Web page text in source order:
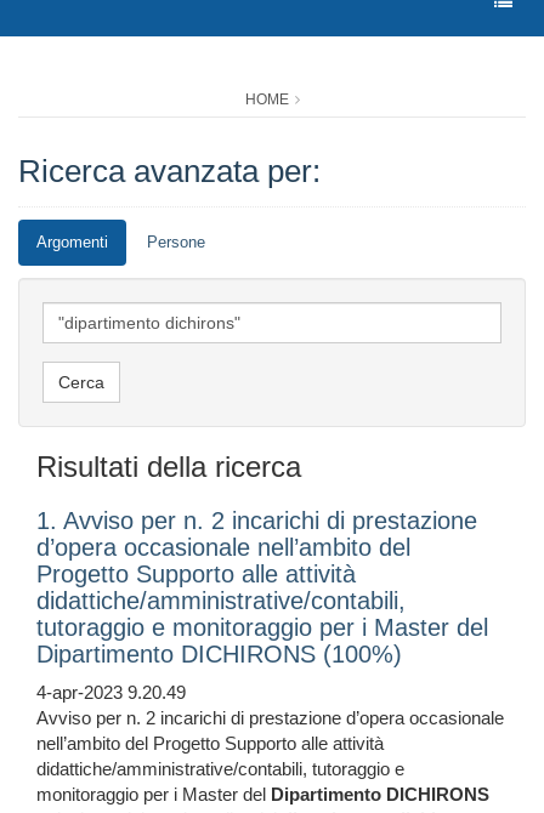
HOME
Ricerca avanzata per:
Argomenti Persone
Risultati della ricerca
1. Avviso per n. 2 incarichi di prestazione
d’opera occasionale nell’ambito del
Progetto Supporto alle attività
didattiche/amministrative/contabili,
tutoraggio e monitoraggio per i Master del
Dipartimento DICHIRONS (100%)
4-apr-2023 9.20.49
Avviso per n. 2 incarichi di prestazione d’opera occasionale
nell’ambito del Progetto Supporto alle attività
didattiche/amministrative/contabili, tutoraggio e
monitoraggio per i Master del Dipartimento DICHIRONS